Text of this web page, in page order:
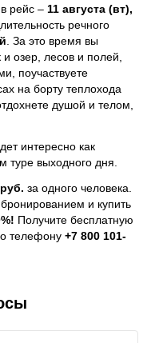
рейс – 11 августа (вт),
речного
За это время вы
и озер, лесов и полей,
поучаствуете
на борту теплохода
душой и телом,
интересно как
туре выходного дня.
за одного человека.
и купить
Получите бесплатную
телефону +7 800 101-